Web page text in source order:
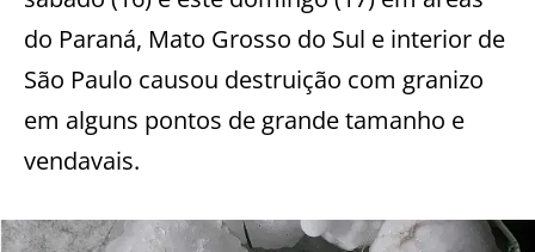
do Paraná, Mato Grosso do Sul e interior de
São Paulo causou destruição com granizo
em alguns pontos de grande tamanho e
vendavais.